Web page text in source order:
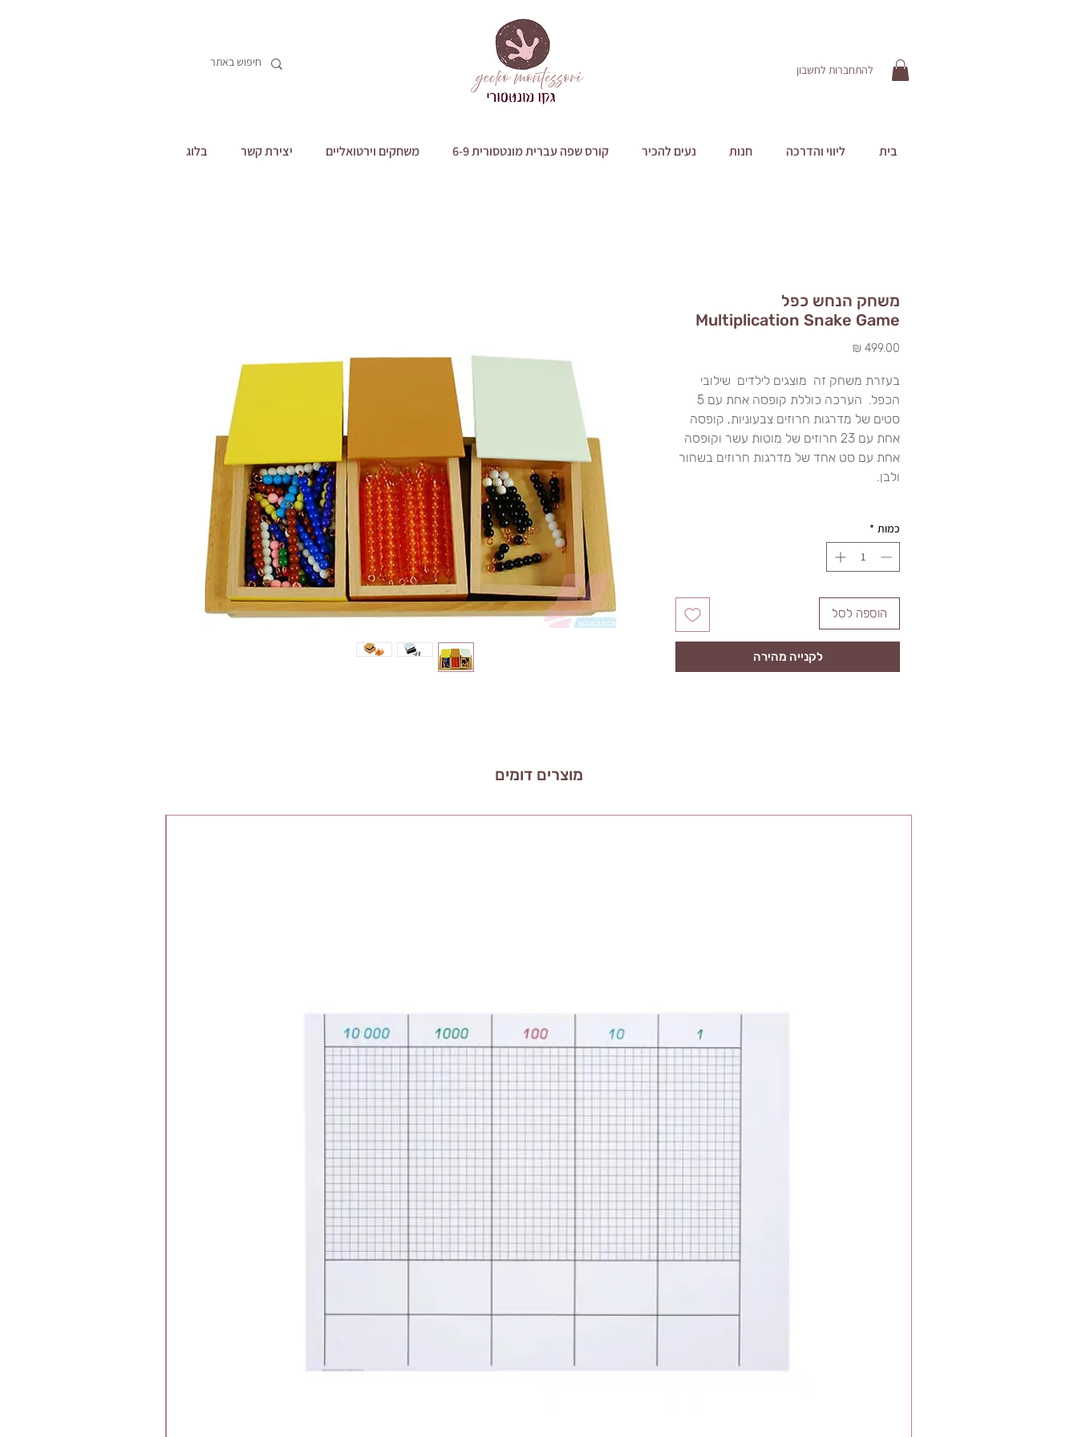
להתחברות לחשבון
בית ליווי והדרכה חנות נעים להכיר קורס שפה עברית מונטסורית 6-9 משחקים וירטואליים יצירת קשר בלוג
משחק הנחש כפל
Multiplication Snake Game
בעזרת משחק זה מוצגים לילדים שילובי
הכפל. הערכה כוללת קופסה אחת עם 5
סטים של מדרגות חרוזים צבעוניות, קופסה
אחת עם 23 חרוזים של מוטות עשר וקופסה
אחת עם סט אחד של מדרגות חרוזים בשחור
ולבן.
כמות *
הוספה לסל
לקנייה מהירה
מוצרים דומים